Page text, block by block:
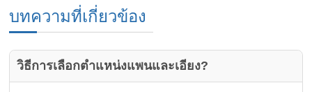
บทความที่เกี่ยวข้อง
วิธีการเลือกตำแหน่งแพนและเอียง?